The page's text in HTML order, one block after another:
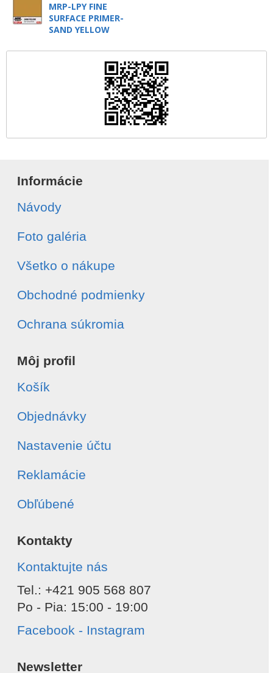
MRP-LPY FINE
SURFACE PRIMER-
SAND YELLOW
Informácie
Návody
Foto galéria
Všetko o nákupe
Obchodné podmienky
Ochrana súkromia
Môj profil
Košík
Objednávky
Nastavenie účtu
Reklamácie
Obľúbené
Kontakty
Kontaktujte nás
Tel.: +421 905 568 807
Po - Pia: 15:00 - 19:00
Facebook - Instagram
Newsletter